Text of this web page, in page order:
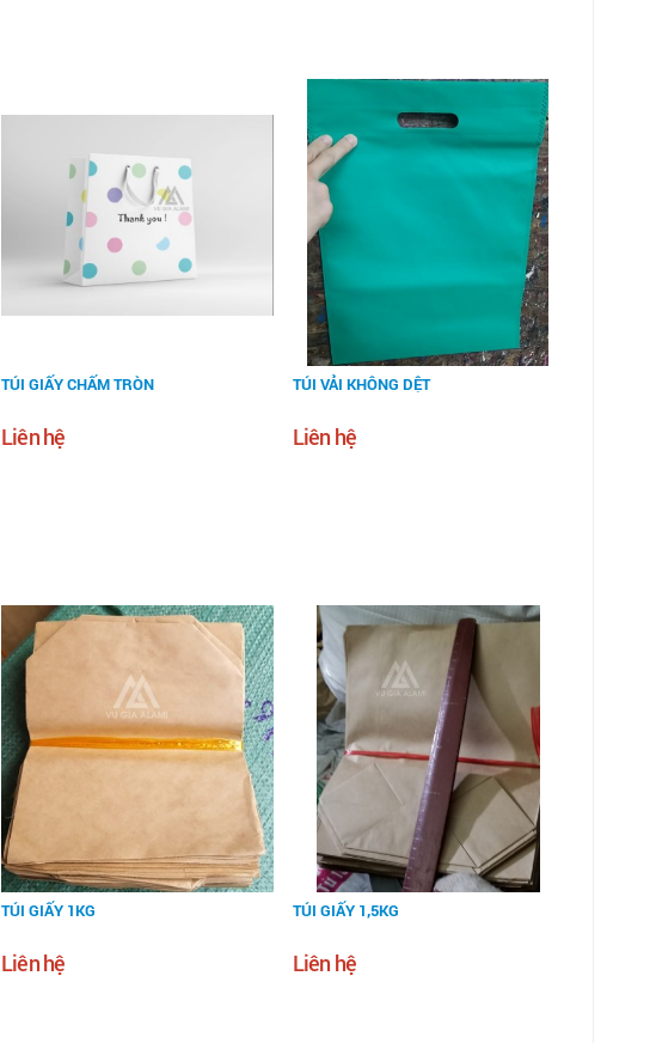
TÚI GIẤY CHẤM TRÒN
Liên hệ
TÚI VẢI KHÔNG DỆT
Liên hệ
TÚI GIẤY 1KG
Liên hệ
TÚI GIẤY 1,5KG
Liên hệ